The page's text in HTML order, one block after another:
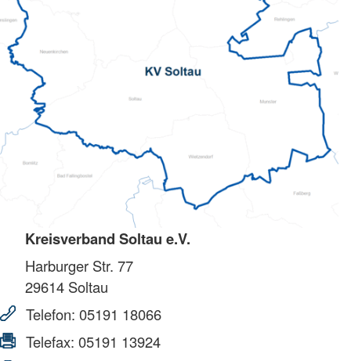
Kreisverband Soltau e.V.
Harburger Str. 77
29614 Soltau
Telefon: 05191 18066
Telefax: 05191 13924